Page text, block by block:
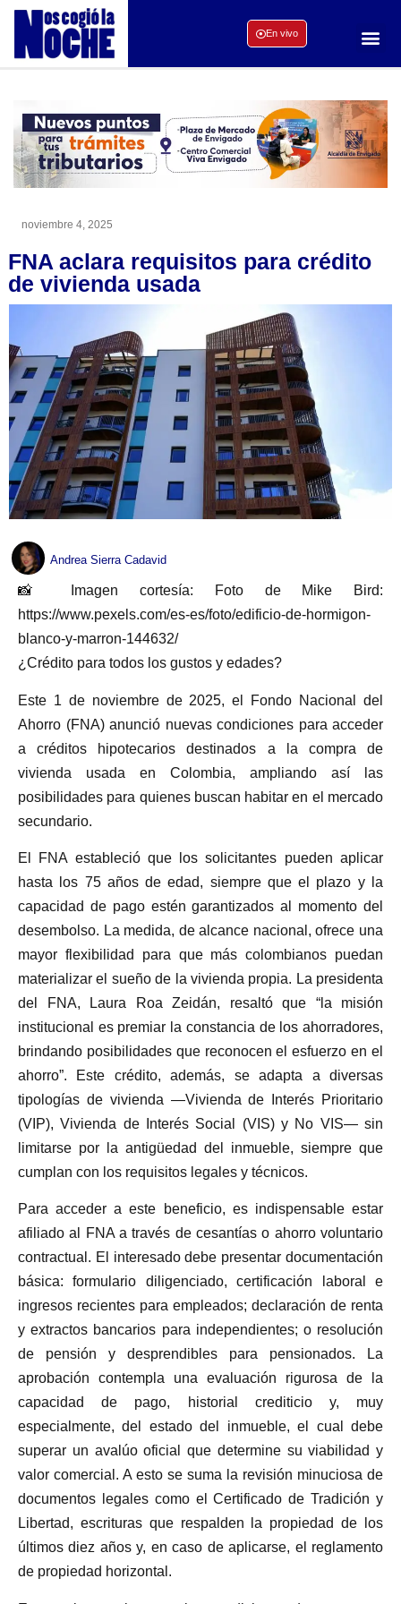
En vivo
noviembre 4, 2025
FNA aclara requisitos para crédito
de vivienda usada
Andrea Sierra Cadavid
📸 Imagen cortesía: Foto de Mike Bird:
https://www.pexels.com/es-es/foto/edificio-de-hormigon-
blanco-y-marron-144632/
¿Crédito para todos los gustos y edades?
Este 1 de noviembre de 2025, el Fondo Nacional del
Ahorro (FNA) anunció nuevas condiciones para acceder
a créditos hipotecarios destinados a la compra de
vivienda usada en Colombia, ampliando así las
posibilidades para quienes buscan habitar en el mercado
secundario.
El FNA estableció que los solicitantes pueden aplicar
hasta los 75 años de edad, siempre que el plazo y la
capacidad de pago estén garantizados al momento del
desembolso. La medida, de alcance nacional, ofrece una
mayor flexibilidad para que más colombianos puedan
materializar el sueño de la vivienda propia. La presidenta
del FNA, Laura Roa Zeidán, resaltó que “la misión
institucional es premiar la constancia de los ahorradores,
brindando posibilidades que reconocen el esfuerzo en el
ahorro”. Este crédito, además, se adapta a diversas
tipologías de vivienda —Vivienda de Interés Prioritario
(VIP), Vivienda de Interés Social (VIS) y No VIS— sin
limitarse por la antigüedad del inmueble, siempre que
cumplan con los requisitos legales y técnicos.
Para acceder a este beneficio, es indispensable estar
afiliado al FNA a través de cesantías o ahorro voluntario
contractual. El interesado debe presentar documentación
básica: formulario diligenciado, certificación laboral e
ingresos recientes para empleados; declaración de renta
y extractos bancarios para independientes; o resolución
de pensión y desprendibles para pensionados. La
aprobación contempla una evaluación rigurosa de la
capacidad de pago, historial crediticio y, muy
especialmente, del estado del inmueble, el cual debe
superar un avalúo oficial que determine su viabilidad y
valor comercial. A esto se suma la revisión minuciosa de
documentos legales como el Certificado de Tradición y
Libertad, escrituras que respalden la propiedad de los
últimos diez años y, en caso de aplicarse, el reglamento
de propiedad horizontal.